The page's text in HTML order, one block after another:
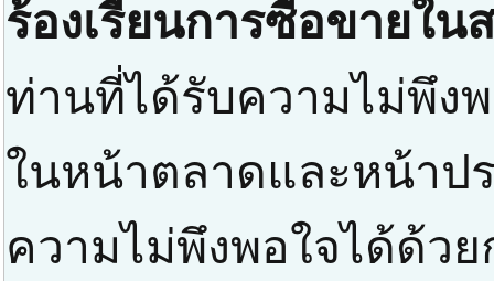
ร้องเรียนการซื้อขายใน
ท่านที่ได้รับความไม่พึง
ในหน้าตลาดและหน้าป
ความไม่พึงพอใจได้ด้วย